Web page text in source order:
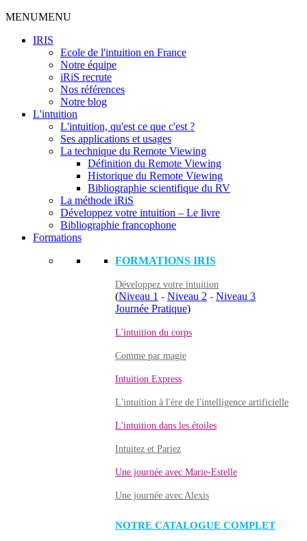
MENUMENU
IRIS
Ecole de l'intuition en France
Notre équipe
iRiS recrute
Nos références
Notre blog
L'intuition
L'intuition, qu'est ce que c'est ?
Ses applications et usages
La technique du Remote Viewing
Définition du Remote Viewing
Historique du Remote Viewing
Bibliographie scientifique du RV
La méthode iRiS
Développez votre intuition – Le livre
Bibliographie francophone
Formations
FORMATIONS IRIS
Développez votre intuition
(Niveau 1 - Niveau 2 - Niveau 3
Journée Pratique)
L'intuition du corps
Comme par magie
Intuition Express
L'intuition à l'ère de l'intelligence artificielle
L'intuition dans les étoiles
Intuitez et Pariez
Une journée avec Marie-Estelle
Une journée avec Alexis
NOTRE CATALOGUE COMPLET